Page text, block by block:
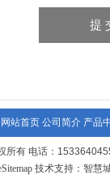
网站首页 公司简介 产品
所有 电话：
技术支持： 智慧